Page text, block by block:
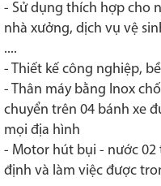
- Sử dụng thích hợp cho
nhà xưởng, dịch vụ vệ
....
- Thiết kế công nghiệp,
- Thân máy bằng Inox
chuyển trên 04 bánh xe
mọi địa hình
- Motor hút bụi - nước
định và làm việc được